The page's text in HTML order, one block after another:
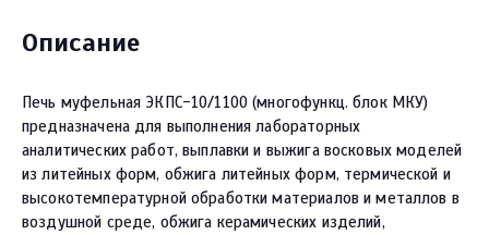
Описание
Печь муфельная ЭКПС-10/1100 (многофункц. блок МКУ)
предназначена для выполнения лабораторных
аналитических работ, выплавки и выжига восковых моделей
из литейных форм, обжига литейных форм, термической и
высокотемпературной обработки материалов и металлов в
воздушной среде, обжига керамических изделий,